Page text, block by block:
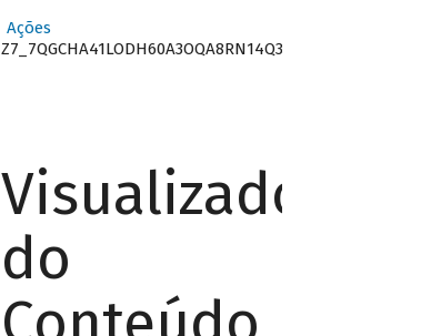
Ações
Z7_7QGCHA41LODH60A3OQA8RN14Q3
Visualizador
do